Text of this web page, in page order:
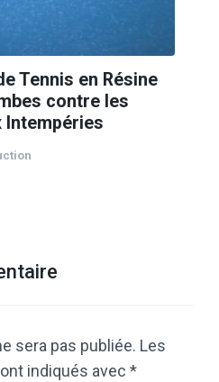
Tennis en Résine
contre les
Intempéries
sera pas publiée. Les
indiqués avec *